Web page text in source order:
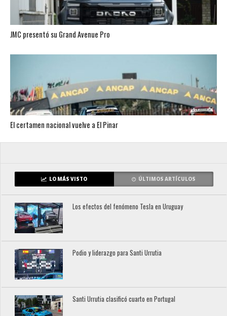
JMC presentó su Grand Avenue Pro
El certamen nacional vuelve a El Pinar
LO MÁS VISTO ÚLTIMOS ARTÍCULOS
Los efectos del fenómeno Tesla en Uruguay
Podio y liderazgo para Santi Urrutia
Santi Urrutia clasificó cuarto en Portugal